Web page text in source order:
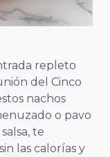
repleto
del Cinco
nachos
o pavo
te
las calorías y